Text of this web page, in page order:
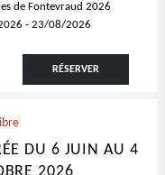
de Fontevraud 2026
- 23/08/2026
RÉSERVER
DU 6 JUIN AU 4
2026